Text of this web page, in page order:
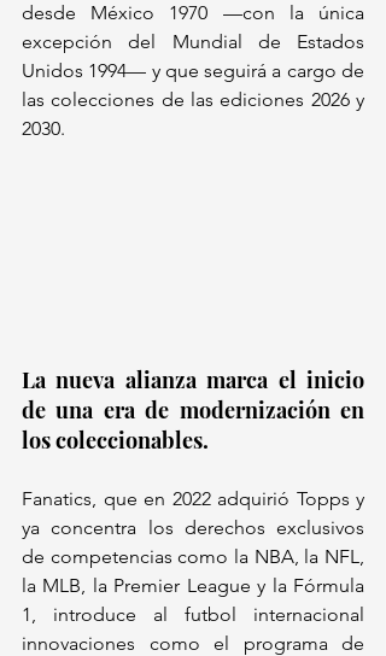
desde México 1970 —con la única
excepción del Mundial de Estados
Unidos 1994— y que seguirá a cargo de
las colecciones de las ediciones 2026 y
2030.
La nueva alianza marca el inicio
de una era de modernización en
los coleccionables.
Fanatics, que en 2022 adquirió Topps y
ya concentra los derechos exclusivos
de competencias como la NBA, la NFL,
la MLB, la Premier League y la Fórmula
1, introduce al futbol internacional
innovaciones como el programa de